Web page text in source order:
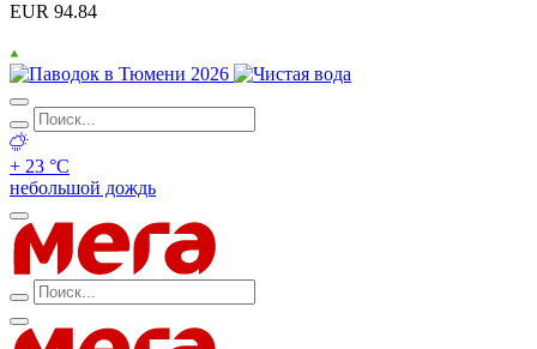
EUR 94.84
+ 23 °С
небольшой дождь